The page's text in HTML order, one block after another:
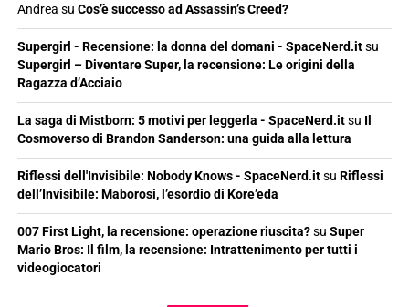
Andrea su Cos’è successo ad Assassin’s Creed?
Supergirl - Recensione: la donna del domani - SpaceNerd.itsu
Supergirl – Diventare Super, la recensione: Le origini della
Ragazza d’Acciaio
La saga di Mistborn: 5 motivi per leggerla - SpaceNerd.itsu Il
Cosmoverso di Brandon Sanderson: una guida alla lettura
Riflessi dell'Invisibile: Nobody Knows - SpaceNerd.itsu Riflessi
dell’Invisibile: Maborosi, l’esordio di Kore’eda
007 First Light, la recensione: operazione riuscita?su Super
Mario Bros: Il film, la recensione: Intrattenimento per tutti i
videogiocatori